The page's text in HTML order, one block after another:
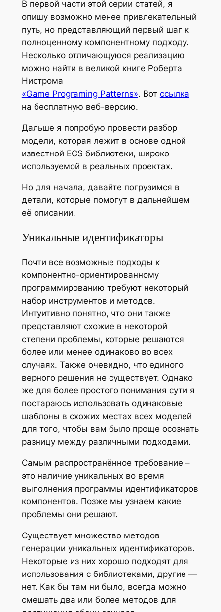
В первой части этой серии статей, я
опишу возможно менее привлекательный
путь, но представляющий первый шаг к
полноценному компонентному подходу.
Несколько отличающуюся реализацию
можно найти в великой книге Роберта
Нистрома
«Game Programing Patterns». Вот ссылка
на бесплатную веб-версию.
Дальше я попробую провести разбор
модели, которая лежит в основе одной
известной ECS библиотеки, широко
используемой в реальных проектах.
Но для начала, давайте погрузимся в
детали, которые помогут в дальнейшем
её описании.
Уникальные идентификаторы
Почти все возможные подходы к
компонентно-ориентированному
программированию требуют некоторый
набор инструментов и методов.
Интуитивно понятно, что они также
представляют схожие в некоторой
степени проблемы, которые решаются
более или менее одинаково во всех
случаях. Также очевидно, что единого
верного решения не существует. Однако
же для более простого понимания сути я
постараюсь использовать одинаковые
шаблоны в схожих местах всех моделей
для того, чтобы вам было проще осознать
разницу между различными подходами.
Самым распространённое требование –
это наличие уникальных во время
выполнения программы идентификаторов
компонентов. Позже мы узнаем какие
проблемы они решают.
Существует множество методов
генерации уникальных идентификаторов.
Некоторые из них хорошо подходят для
использования с библиотеками, другие —
нет. Как бы там ни было, всегда можно
смешать два или более методов для